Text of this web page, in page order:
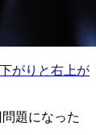
がりと右上が
題になった